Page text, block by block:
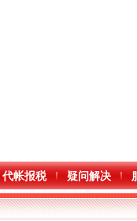
代帐报税 疑问解决